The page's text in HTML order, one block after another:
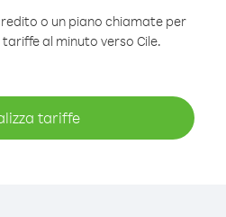
o un piano chiamate per
al minuto verso Cile.
tariffe